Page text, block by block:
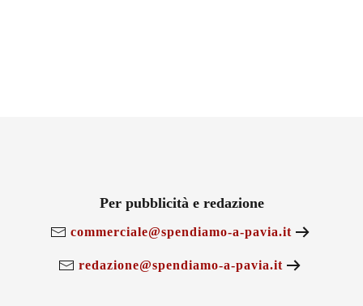
Per pubblicità e redazione
commerciale@spendiamo-a-pavia.it
redazione@spendiamo-a-pavia.it